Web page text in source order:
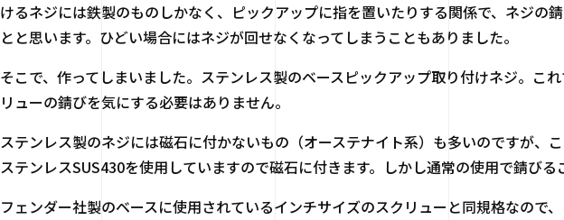
けるネジには鉄製のものしかなく、ピックアップに指を置いたりする関係で、ネジの
とと思います。ひどい場合にはネジが回せなくなってしまうこともありました。
そこで、作ってしまいました。ステンレス製のベースピックアップ取り付けネジ。こ
リューの錆びを気にする必要はありません。
ステンレス製のネジには磁石に付かないもの（オーステナイト系）も多いのですが、
ステンレスSUS430を使用していますので磁石に付きます。しかし通常の使用で錆び
フェンダー社製のベースに使用されているインチサイズのスクリューと同規格なので